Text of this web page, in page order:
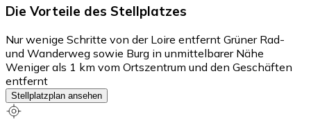
Die Vorteile des Stellplatzes
Nur wenige Schritte von der Loire entfernt Grüner Rad-
und Wanderweg sowie Burg in unmittelbarer Nähe
Weniger als 1 km vom Ortszentrum und den Geschäften
entfernt
Stellplatzplan ansehen